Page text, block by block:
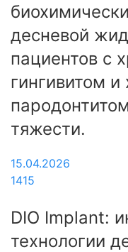
десневой
пациентов с
гингивитом
тяжести.
15.04.2026
1415
DIO Implant:
технологии